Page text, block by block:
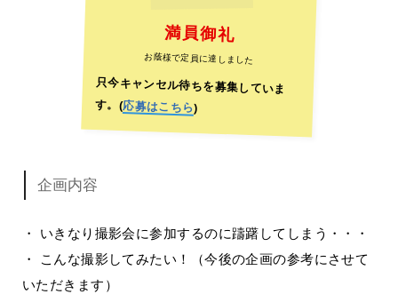
満員御礼
お蔭様で定員に達しました
只今キャンセル待ちを募集していま
す。(応募はこちら)
企画内容
・ いきなり撮影会に参加するのに躊躇してしまう・・・
・ こんな撮影してみたい！（今後の企画の参考にさせて
いただきます）